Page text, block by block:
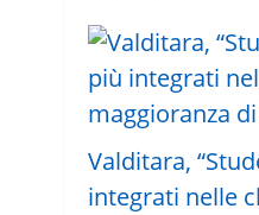
Valditara,
integrati nelle